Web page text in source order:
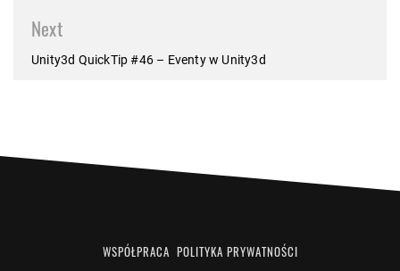
Next
Unity3d QuickTip #46 – Eventy w Unity3d
WSPÓŁPRACA POLITYKA PRYWATNOŚCI